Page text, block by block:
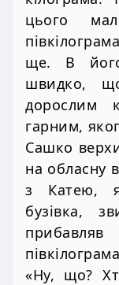
цього
ще. В
швидко,
дорослим
гарним,
Сашко
на обласну
з Катею,
бузівка,
«Ну, що?